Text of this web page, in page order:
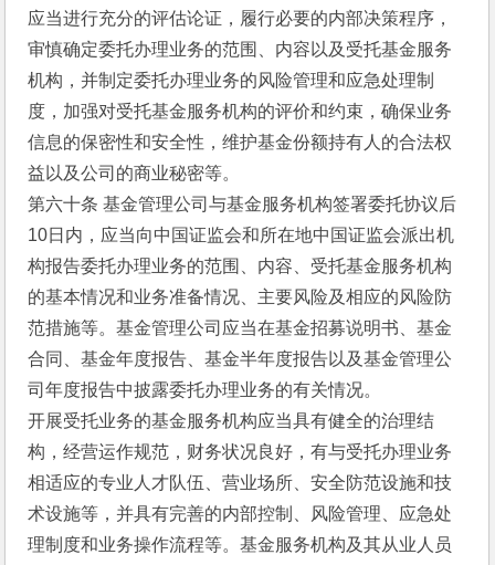
应当进行充分的评估论证，履行必要的内部决策程序，
审慎确定委托办理业务的范围、内容以及受托基金服务
机构，并制定委托办理业务的风险管理和应急处理制
度，加强对受托基金服务机构的评价和约束，确保业务
信息的保密性和安全性，维护基金份额持有人的合法权
益以及公司的商业秘密等。
第六十条 基金管理公司与基金服务机构签署委托协议后
10日内，应当向中国证监会和所在地中国证监会派出机
构报告委托办理业务的范围、内容、受托基金服务机构
的基本情况和业务准备情况、主要风险及相应的风险防
范措施等。基金管理公司应当在基金招募说明书、基金
合同、基金年度报告、基金半年度报告以及基金管理公
司年度报告中披露委托办理业务的有关情况。
开展受托业务的基金服务机构应当具有健全的治理结
构，经营运作规范，财务状况良好，有与受托办理业务
相适应的专业人才队伍、营业场所、安全防范设施和技
术设施等，并具有完善的内部控制、风险管理、应急处
理制度和业务操作流程等。基金服务机构及其从业人员